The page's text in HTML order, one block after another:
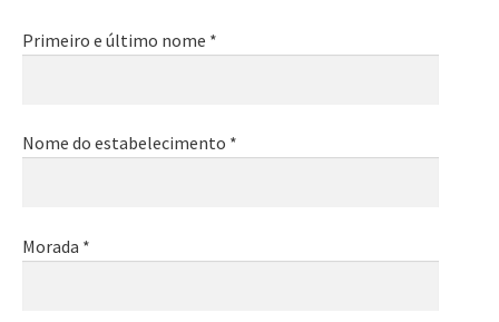
Primeiro e último nome *
Nome do estabelecimento *
Morada *